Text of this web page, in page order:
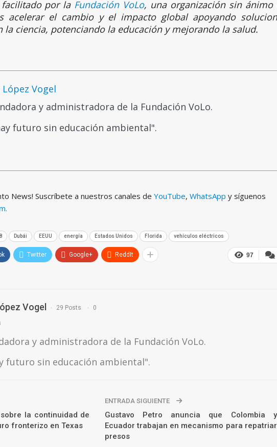
por la Fundación VoLo, una organización sin ánimo
acelerar el cambio y el impacto global apoyando
la ciencia, potenciando la educación y mejorando la salud.
Vogel
y administradora de la Fundación VoLo.
futuro sin educación ambiental".
News! Suscríbete a nuestros canales de YouTube, WhatsApp y síguenos
Dubái EEUU energía Estados Unidos Florida vehículos eléctricos
97
Twitter Google+ ReddIt
Vogel 29 Posts 0
y administradora de la Fundación VoLo.
futuro sin educación ambiental".
la continuidad de
fronterizo en Texas
ENTRADA SIGUIENTE
Gustavo Petro anuncia que Colombia y
Ecuador trabajan en mecanismo para repatriar
presos